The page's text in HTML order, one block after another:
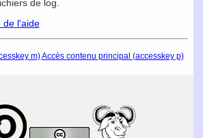
de log.
de l'aide
m)Accès contenu principal (accesskey p)